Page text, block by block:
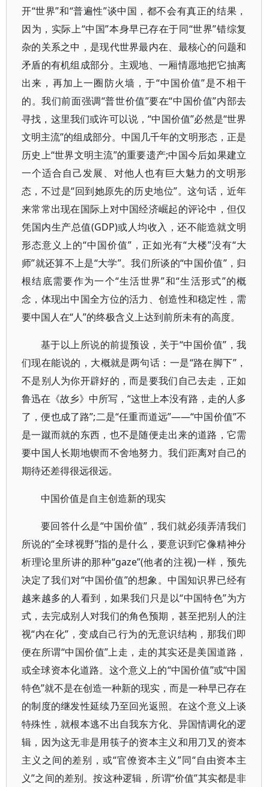
开“世界”和“普遍性”谈中国，都不会有真正的结果，
因为，实际上“中国”本身早已存在于同“世界”错综复
杂的关系之中，是现代世界最内在、最核心的问题和
矛盾的有机组成部分。主观地、一厢情愿地把它抽离
出来，再加上一圈防火墙，于“中国价值”是不相干
的。我们前面强调“普世价值”要在“中国价值”内部去
寻找，这里我们或许可以说，“中国价值”必然是“世界
文明主流”的组成部分。中国几千年的文明形态，正是
历史上“世界文明主流”的重要遗产;中国今后如果建立
一个适合自己发展、对他人也有巨大魅力的文明形
态，不过是“回到她原先的历史地位”。这句话，近年
来常常出现在国际上对中国经济崛起的评论中，但仅
凭国内生产总值(GDP)或人均收入，还不能造就文明
形态意义上的“中国价值”，正如光有“大楼”没有“大
师”就还算不上是“大学”。我们所谈的“中国价值”，归
根结底需要作为一个“生活世界”和“生活形式”的概
念，体现出中国全方位的活力、创造性和稳定性，需
要中国人在“人”的终极含义上达到前所未有的高度。
基于以上所说的前提预设，关于“中国价值”，我
们现在能说的，大概就是两句话：一是“路在脚下”，
不是别人为你开辟好的，而是要我们自己去走，正如
鲁迅在《故乡》中所写，“这世上本没有路，走的人多
了，便也成了路”;二是“任重而道远”——“中国价值”不
是一蹴而就的东西，也不是随便走出来的道路，它需
要中国人长期地锲而不舍地努力。我们距离对自己的
期待还差得很远很远。
中国价值是自主创造新的现实
要回答什么是“中国价值”，我们就必须弄清我们
所说的“全球视野”指的是什么，要意识到它像精神分
析理论里所讲的那种“gaze”(他者的注视)一样，预先
决定了我们对“中国价值”的想象。中国知识界已经有
越来越多的人看到，如果我们只是以“中国特色”为方
式，去完成别人对我们的角色预期，甚至把别人的注
视“内在化”，变成自己行为的无意识结构，那我们即
便在所谓“中国价值”上走，走的其实还是美国道路，
或全球资本化道路。这个意义上的“中国价值”或“中国
特色”就不是在创造一种新的现实，而是一种早已存在
的制度的继发性延续乃至回光返照。在这个意义上谈
特殊性，就根本逃不出自我东方化、异国情调化的逻
辑，因为这无非是用筷子的资本主义和用刀叉的资本
主义之间的差别，或“官僚资本主义”同“自由资本主
义”之间的差别。按这种逻辑，所谓“价值”其实都是非